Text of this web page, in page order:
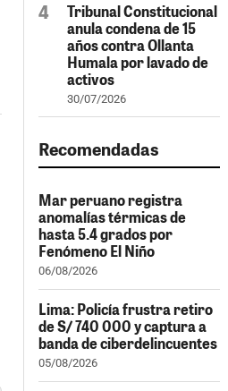
Tribunal Constitucional
anula condena de 15
años contra Ollanta
Humala por lavado de
activos
30/07/2026
Recomendadas
Mar peruano registra
anomalías térmicas de
hasta 5.4 grados por
Fenómeno El Niño
06/08/2026
Lima: Policía frustra retiro
de S/ 740 000 y captura a
banda de ciberdelincuentes
05/08/2026